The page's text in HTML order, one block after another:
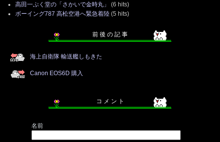
高田一ぷく堂の「さかいで金時丸」
(6 hits)
ボーイング787 高松空港へ緊急着陸 (5 hits)
前 後 の 記 事
海上自衛隊 輸送艦しもきた
Canon EOS6D 購入
コ メ ン ト
名前